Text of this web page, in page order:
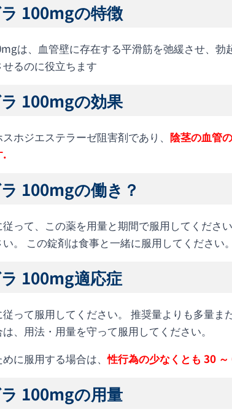
100mgの特徴
は、血管壁に存在する平滑筋を弛緩させ、
るのに役立ちます
100mgの効果
ホジエステラーゼ阻害剤であり、 陰茎の血管
.
100mgの働き？
って、この薬を用量と期間で服用してくださ
。 この錠剤は食事と一緒に服用してください。
100mg適応症
って服用してください。 推奨量よりも多量
、用法・用量を守って服用してください。
に服用する場合は、性行為の少なくとも 30 ～
100mgの用量